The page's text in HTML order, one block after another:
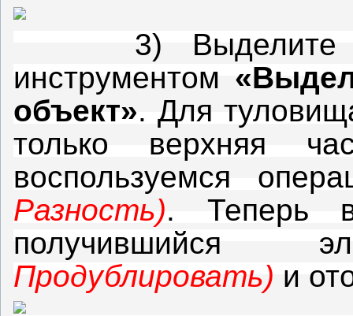
3) Выделите
инструментом
объект».Для
только верхняя
воспользуемся
Разность). Теперь
получившийся
Продублировать) и